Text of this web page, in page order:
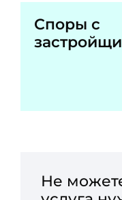
Споры с
Не